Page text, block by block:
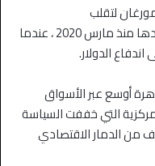
لتقلب
العملات G7 أدنى مستوياته التي لم نشهدها منذ مارس 2020 ، عندما
الدولار.
أوسع عبر الأسواق
التي خففت السياسة
من الدمار الاقتصادي